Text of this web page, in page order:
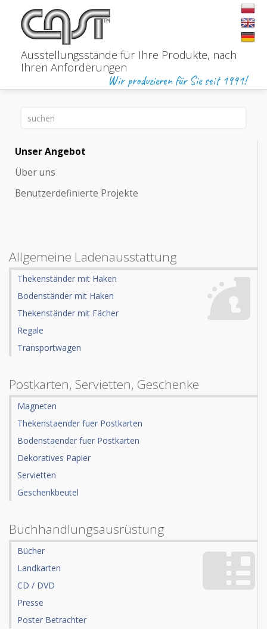
Ausstellungsstände für Ihre Produkte, nach
Ihren Anforderungen
Wir produzieren für Sie seit 1991!
Unser Angebot
Über uns
Benutzerdefinierte Projekte
Allgemeine Ladenausstattung
Thekenständer mit Haken
Bodenständer mit Haken
Thekenständer mit Fächer
Regale
Transportwagen
Postkarten, Servietten, Geschenke
Magneten
Thekenstaender fuer Postkarten
Bodenstaender fuer Postkarten
Dekoratives Papier
Servietten
Geschenkbeutel
Buchhandlungsausrüstung
Bücher
Landkarten
CD / DVD
Presse
Poster Betrachter